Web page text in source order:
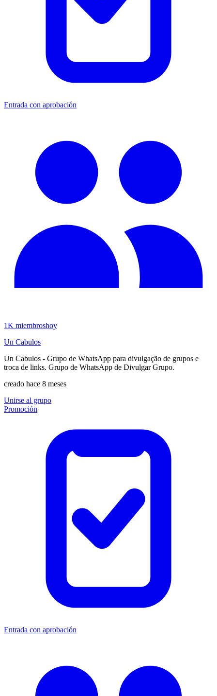
Entrada con aprobación
1K miembroshoy
Un Cabulos
Un Cabulos - Grupo de WhatsApp para divulgação de grupos e
troca de links. Grupo de WhatsApp de Divulgar Grupo.
creado hace 8 meses
Unirse al grupo
Promoción
Entrada con aprobación